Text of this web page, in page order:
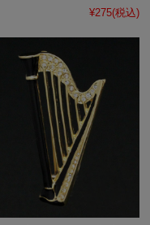
¥275(税込)